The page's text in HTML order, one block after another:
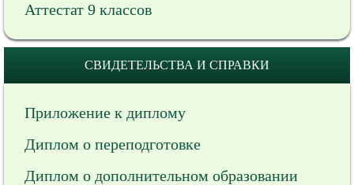
Аттестат 9 классов
СВИДЕТЕЛЬСТВА И СПРАВКИ
Приложение к диплому
Диплом о переподготовке
Диплом о дополнительном образовании